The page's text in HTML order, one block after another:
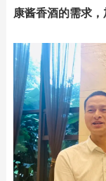
康酱香酒的需求